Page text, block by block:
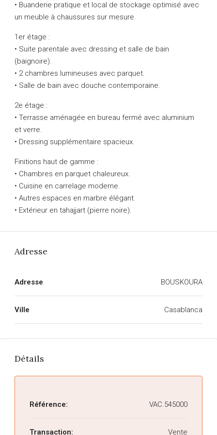
• Buanderie pratique et local de stockage optimisé avec
un meuble à chaussures sur mesure.
1er étage :
• Suite parentale avec dressing et salle de bain
(baignoire).
• 2 chambres lumineuses avec parquet.
• Salle de bain avec douche contemporaine.
2e étage :
• Terrasse aménagée en bureau fermé avec aluminium
et verre.
• Dressing supplémentaire spacieux.
Finitions haut de gamme :
• Chambres en parquet chaleureux.
• Cuisine en carrelage moderne.
• Autres espaces en marbre élégant.
• Extérieur en tahajjart (pierre noire).
Adresse
Adresse BOUSKOURA
Ville Casablanca
Détails
Référence: VAC.545000
Transaction: Vente